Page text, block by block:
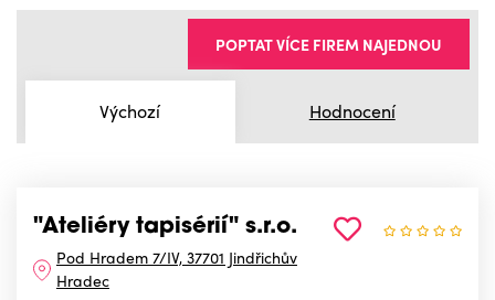
Výchozí Hodnocení
POPTAT VÍCE FIREM NAJEDNOU
"Ateliéry tapisérií" s.r.o.
Pod Hradem 7/IV, 37701 Jindřichův
Hradec